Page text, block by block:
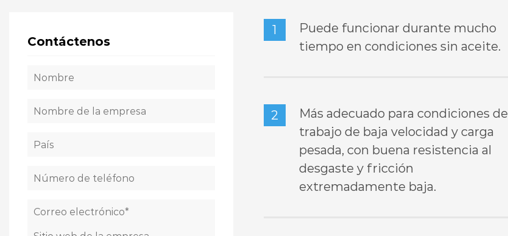
Contáctenos
1
Puede funcionar durante mucho
tiempo en condiciones sin aceite.
2
Más adecuado para condiciones de
trabajo de baja velocidad y carga
pesada, con buena resistencia al
desgaste y fricción
extremadamente baja.